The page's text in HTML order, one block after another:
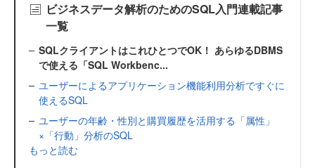
ビジネスデータ解析のためのSQL入門連載記事
一覧
SQLクライアントはこれひとつでOK！ あらゆるDBMS
で使える「SQL Workbenc...
ユーザーによるアプリケーション機能利用分析ですぐに
使えるSQL
ユーザーの年齢・性別と購買履歴を活用する「属性」
×「行動」分析のSQL
もっと読む